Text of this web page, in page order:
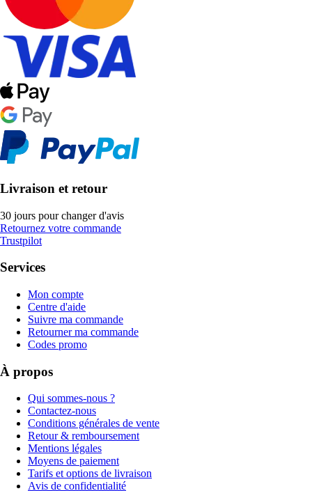
Livraison et retour
30 jours pour changer d'avis
Retournez votre commande
Trustpilot
Services
Mon compte
Centre d'aide
Suivre ma commande
Retourner ma commande
Codes promo
À propos
Qui sommes-nous ?
Contactez-nous
Conditions générales de vente
Retour & remboursement
Mentions légales
Moyens de paiement
Tarifs et options de livraison
Avis de confidentialité